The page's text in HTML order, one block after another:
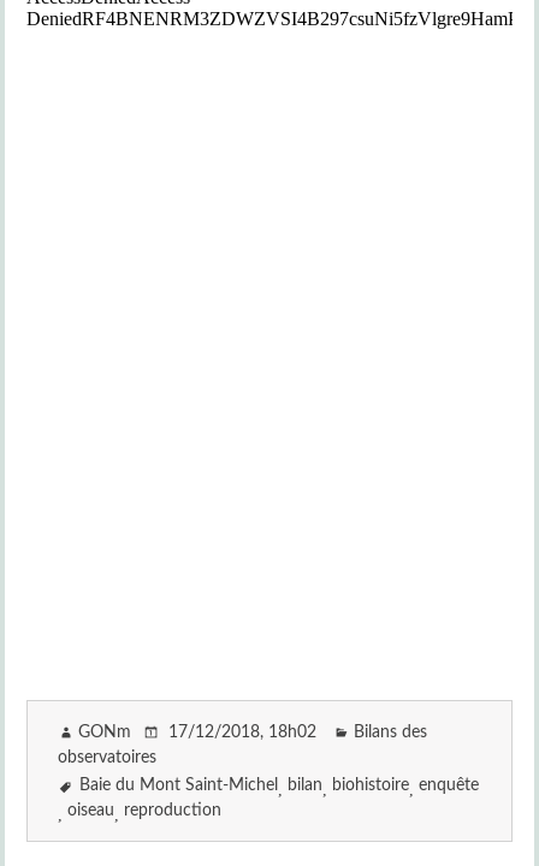
GONm 17/12/2018, 18h02
Bilans des
observatoires
Baie du Mont Saint-Michel
bilan biohistoire enquête
oiseau
reproduction